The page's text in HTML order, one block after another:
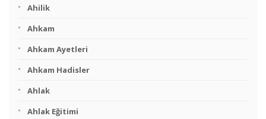
Ahilik
Ahkam
Ahkam Ayetleri
Ahkam Hadisler
Ahlak
Ahlak Eğitimi